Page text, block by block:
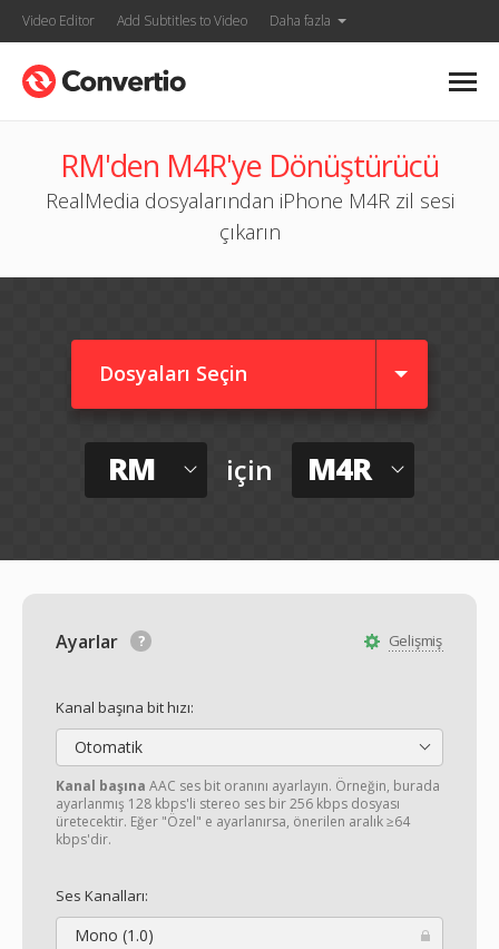
Video Editor Add Subtitles to Video Daha fazla
RM'den M4R'ye Dönüştürücü
RealMedia dosyalarından iPhone M4R zil sesi
çıkarın
Dosyaları Seçin
RM için M4R
Gelişmiş
Ayarlar
Kanal başına bit hızı:
Otomatik
Kanal başına AAC ses bit oranını ayarlayın. Örneğin, burada
ayarlanmış 128 kbps'li stereo ses bir 256 kbps dosyası
üretecektir. Eğer "Özel" e ayarlanırsa, önerilen aralık ≥64
kbps'dir.
Ses Kanalları:
Mono (1.0)